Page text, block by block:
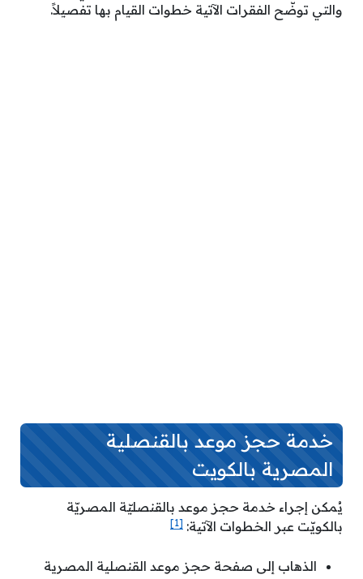
والتي توضّح الفقرات الآتية خطوات القيام بها تفصيلاً.
خدمة حجز موعد بالقنصلية
المصرية بالكويت
يُمكن إجراء خدمة حجز موعد بالقنصليّة المصريّة
بالكويّت عبر الخطوات الآتية: [1]
الذهاب إلى صفحة حجز موعد القنصلية المصرية